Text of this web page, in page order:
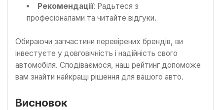
Рекомендації: Радьтеся з
професіоналами та читайте відгуки.
Обираючи запчастини перевірених брендів, ви
інвестуєте у довговічність і надійність свого
автомобіля. Сподіваємося, наш рейтинг допоможе
вам знайти найкращі рішення для вашого авто.
Висновок